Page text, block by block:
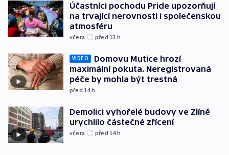
Účastníci pochodu Pride upozorňují
na trvající nerovnosti i společenskou
atmosféru
včera před 13 h
VIDEO
Domovu Mutice hrozí
maximální pokuta. Neregistrovaná
péče by mohla být trestná
před 14h
Demolici vyhořelé budovy ve Zlíně
urychlilo částečné zřícení
včera před 14h